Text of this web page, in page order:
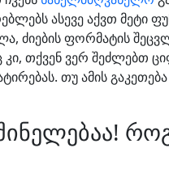
ასევე აქვთ მეტი
ძიების ფორმატის
თქვენ ვერ შეძლებთ
თუ ამის